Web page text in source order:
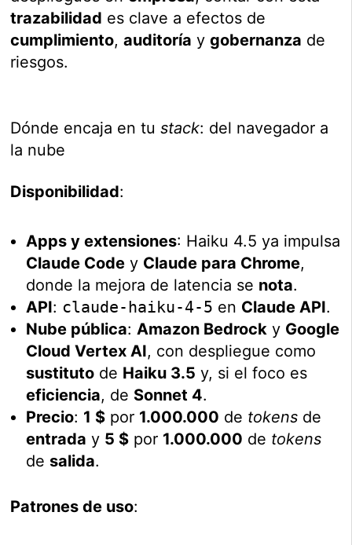
trazabilidad es clave a efectos de
cumplimiento,auditoría ygobernanza de
riesgos.
Dónde encaja en tustack: del navegador a
la nube
Disponibilidad:
Apps y extensiones: Haiku 4.5 ya impulsa
Claude Code y Claude para Chrome,
donde la mejora de latencia se nota.
API: claude-haiku-4-5 en Claude API.
Nube pública: Amazon Bedrock y Google
Cloud Vertex AI, con despliegue como
sustituto de Haiku 3.5 y, si el foco es
eficiencia, de Sonnet 4.
Precio: 1 $ por 1.000.000 de tokens de
entrada y 5 $ por 1.000.000 de tokens
de salida.
Patrones de uso: